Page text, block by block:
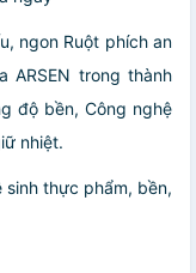
ngon Ruột phích an
trong thành
độ bền, Công nghệ
nhiệt.
sinh thực phẩm, bền,